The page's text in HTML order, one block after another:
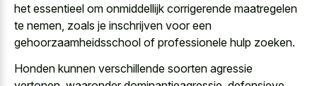
het essentieel om onmiddellijk corrigerende maatregelen
te nemen, zoals je inschrijven voor een
gehoorzaamheidsschool of professionele hulp zoeken.
Honden kunnen verschillende soorten agressie